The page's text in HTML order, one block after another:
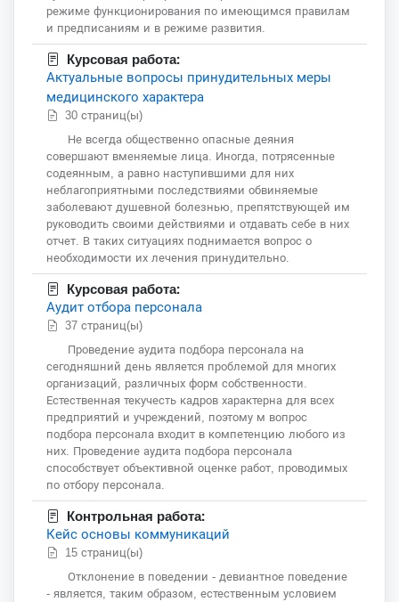
режиме функционирования по имеющимся правилам
и предписаниям и в режиме развития.
Курсовая работа:
Актуальные вопросы принудительных меры
медицинского характера
30 страниц(ы)
Не всегда общественно опасные деяния
совершают вменяемые лица. Иногда, потрясенные
содеянным, а равно наступившими для них
неблагоприятными последствиями обвиняемые
заболевают душевной болезнью, препятствующей им
руководить своими действиями и отдавать себе в них
отчет. В таких ситуациях поднимается вопрос о
необходимости их лечения принудительно.
Курсовая работа:
Аудит отбора персонала
37 страниц(ы)
Проведение аудита подбора персонала на
сегодняшний день является проблемой для многих
организаций, различных форм собственности.
Естественная текучесть кадров характерна для всех
предприятий и учреждений, поэтому м вопрос
подбора персонала входит в компетенцию любого из
них. Проведение аудита подбора персонала
способствует объективной оценке работ, проводимых
по отбору персонала.
Контрольная работа:
Кейс основы коммуникаций
15 страниц(ы)
Отклонение в поведении - девиантное поведение
- является, таким образом, естественным условием